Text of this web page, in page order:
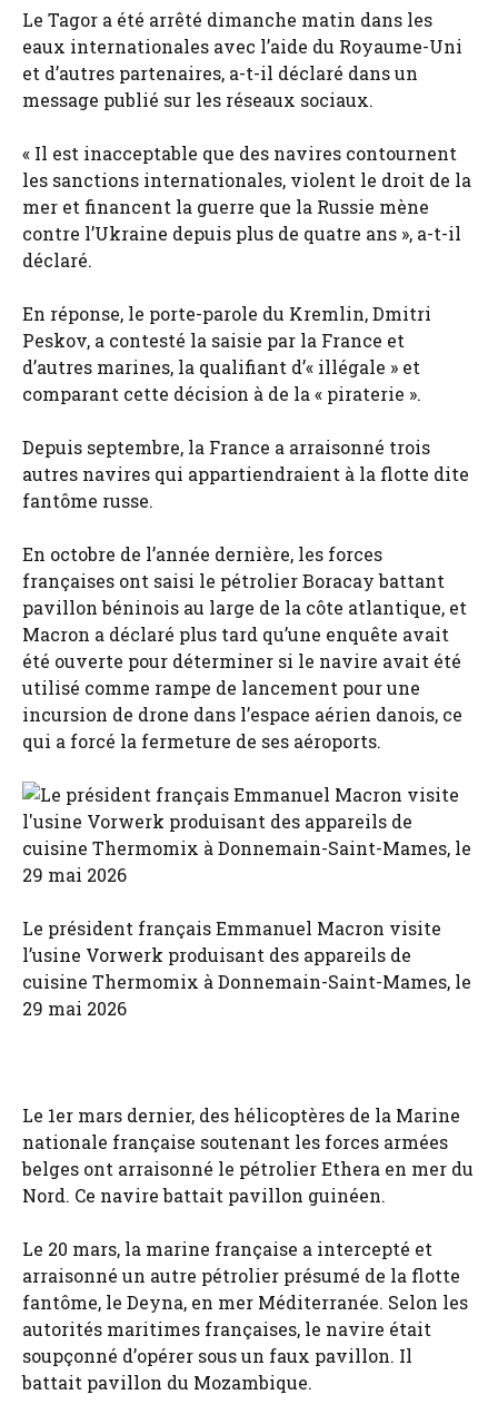
Le Tagor a été arrêté dimanche matin dans les
eaux internationales avec l’aide du Royaume-Uni
et d’autres partenaires, a-t-il déclaré dans un
message publié sur les réseaux sociaux.
« Il est inacceptable que des navires contournent
les sanctions internationales, violent le droit de la
mer et financent la guerre que la Russie mène
contre l’Ukraine depuis plus de quatre ans », a-t-il
déclaré.
En réponse, le porte-parole du Kremlin, Dmitri
Peskov, a contesté la saisie par la France et
d’autres marines, la qualifiant d’« illégale » et
comparant cette décision à de la « piraterie ».
Depuis septembre, la France a arraisonné trois
autres navires qui appartiendraient à la flotte dite
fantôme russe.
En octobre de l’année dernière, les forces
françaises ont saisi le pétrolier Boracay battant
pavillon béninois au large de la côte atlantique, et
Macron a déclaré plus tard qu’une enquête avait
été ouverte pour déterminer si le navire avait été
utilisé comme rampe de lancement pour une
incursion de drone dans l’espace aérien danois, ce
qui a forcé la fermeture de ses aéroports.
Le président français Emmanuel Macron visite
l’usine Vorwerk produisant des appareils de
cuisine Thermomix à Donnemain-Saint-Mames, le
29 mai 2026
Le 1er mars dernier, des hélicoptères de la Marine
nationale française soutenant les forces armées
belges ont arraisonné le pétrolier Ethera en mer du
Nord. Ce navire battait pavillon guinéen.
Le 20 mars, la marine française a intercepté et
arraisonné un autre pétrolier présumé de la flotte
fantôme, le Deyna, en mer Méditerranée. Selon les
autorités maritimes françaises, le navire était
soupçonné d’opérer sous un faux pavillon. Il
battait pavillon du Mozambique.